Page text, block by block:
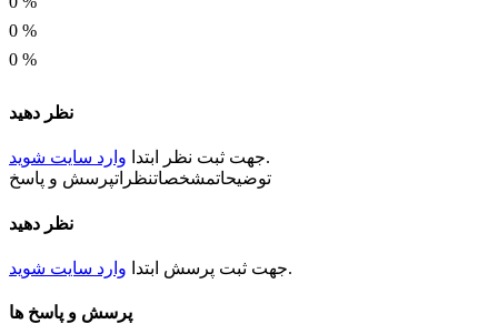
0 %
0 %
نظر دهید
جهت ثبت نظر ابتدا وارد سایت شوید
.
توضیحاتمشخصاتنظراتپرسش و پاسخ
نظر دهید
جهت ثبت پرسش ابتدا وارد سایت شوید .
پرسش و پاسخ ها